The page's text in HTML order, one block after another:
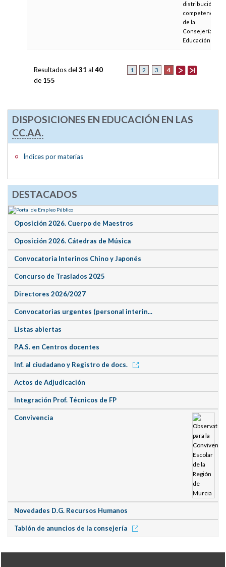
distribución de
competencias
de la
Consejería de
Educación
1 2 3 4
Resultados del 31 al 40
de 155
DISPOSICIONES EN EDUCACIÓN EN LAS
CC.AA.
Índices por materias
DESTACADOS
Oposición 2026. Cuerpo de Maestros
Oposición 2026. Cátedras de Música
Convocatoria Interinos Chino y Japonés
Concurso de Traslados 2025
Directores 2026/2027
Convocatorias urgentes (personal interin...
Listas abiertas
P.A.S. en Centros docentes
Inf. al ciudadano y Registro de docs.
Actos de Adjudicación
Integración Prof. Técnicos de FP
Convivencia
Novedades D.G. Recursos Humanos
Tablón de anuncios de la consejería